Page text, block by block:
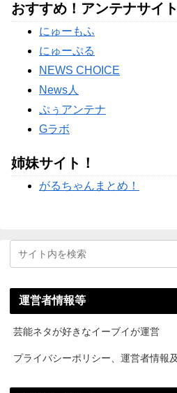
【物議】ひろゆき氏に嫁ブチギ
ガル民騒然ｗｗｗ NEW!
【続報】三山凌輝、あんかけパ
ル民「自業自得」大合唱ｗｗｗ
Powered by livedoor 相互RSS
おすすめ！アンテナサイ
にゅーもふ
にゅーぷる
NEWS CHOICE
News人
ぷぅアンテナ
Gラボ
姉妹サイト！
がるちゃんまとめ！
運営者情報等
芸能ネタが好きなイーブイが運営
プライバシーポリシー、運営者情報